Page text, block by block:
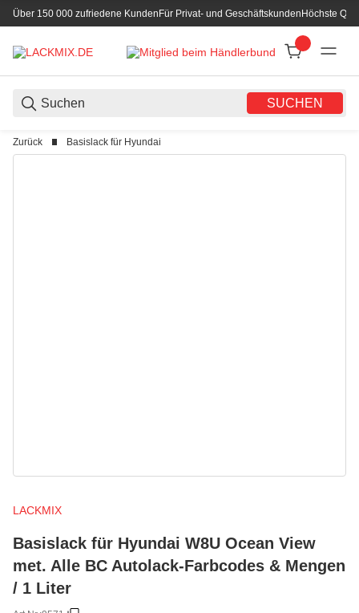
Über 150 000 zufriedene KundenFür Privat- und GeschäftskundenHöchste
SUCHEN
Zurück Basislack für Hyundai
LACKMIX
Basislack für Hyundai W8U Ocean View
met. Alle BC Autolack-Farbcodes & Mengen
/ 1 Liter